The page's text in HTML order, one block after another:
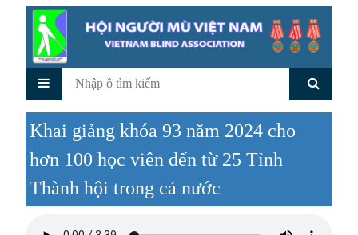
Khai giảng khóa 93 năm 2024 cho
hơn 100 học viên đến từ 25 Tỉnh
Thành hội trong cả nước